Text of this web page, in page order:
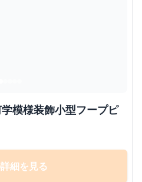
模様装飾小型フープピ
細を見る